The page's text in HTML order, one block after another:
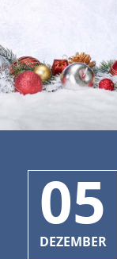
05
DEZEMBER